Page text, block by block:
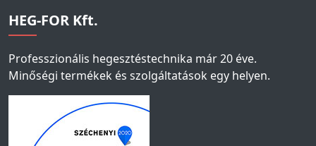
HEG-FOR Kft.
Professzionális hegesztéstechnika már 20 éve.
Minőségi termékek és szolgáltatások egy helyen.